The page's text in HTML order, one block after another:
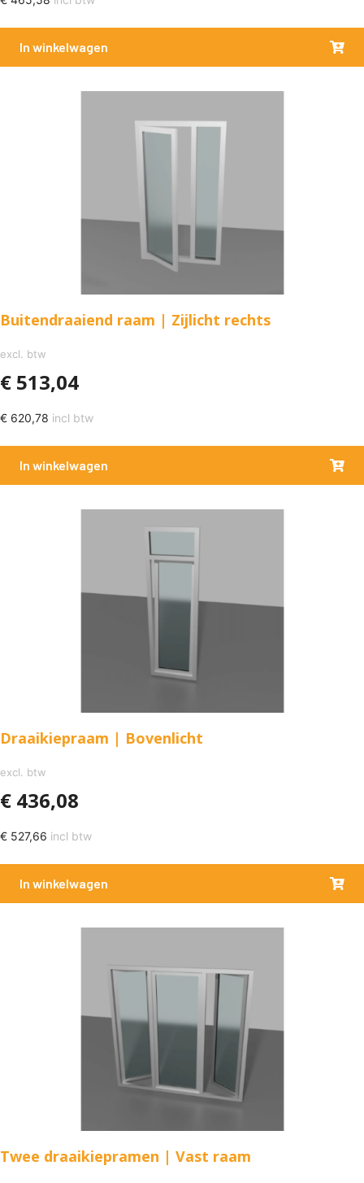
In winkelwagen
Buitendraaiend raam | Zijlicht rechts
excl. btw
€ 513,04
€ 620,78 incl btw
In winkelwagen
Draaikiepraam | Bovenlicht
excl. btw
€ 436,08
€ 527,66 incl btw
In winkelwagen
Twee draaikiepramen | Vast raam